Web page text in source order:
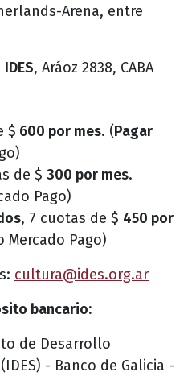
Arena, entre
IDES, Aráoz 2838, CABA
$ 600 por mes. (Pagar
de $ 300 por mes.
Pago)
, 7 cuotas de $ 450 por
Mercado Pago)
cultura@ides.org.ar
bancario:
de Desarrollo
- Banco de Galicia -